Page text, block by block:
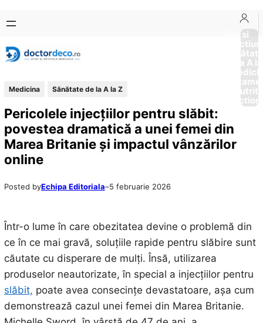
conținut
content
Boli si
Afectiuni
Sănătate
de la A
Medicina Sănătate de la A la Z
Pericolele injecțiilor pentru slăbit:
povestea dramatică a unei femei din
Marea Britanie și impactul vânzărilor
online
Posted byEchipa Editoriala–5 februarie 2026
Într-o lume în care obezitatea devine o problemă din
ce în ce mai gravă, soluțiile rapide pentru slăbire sunt
căutate cu disperare de mulți. Însă, utilizarea
produselor neautorizate, în special a injecțiilor pentru
slăbit, poate avea consecințe devastatoare, așa cum
demonstrează cazul unei femei din Marea Britanie.